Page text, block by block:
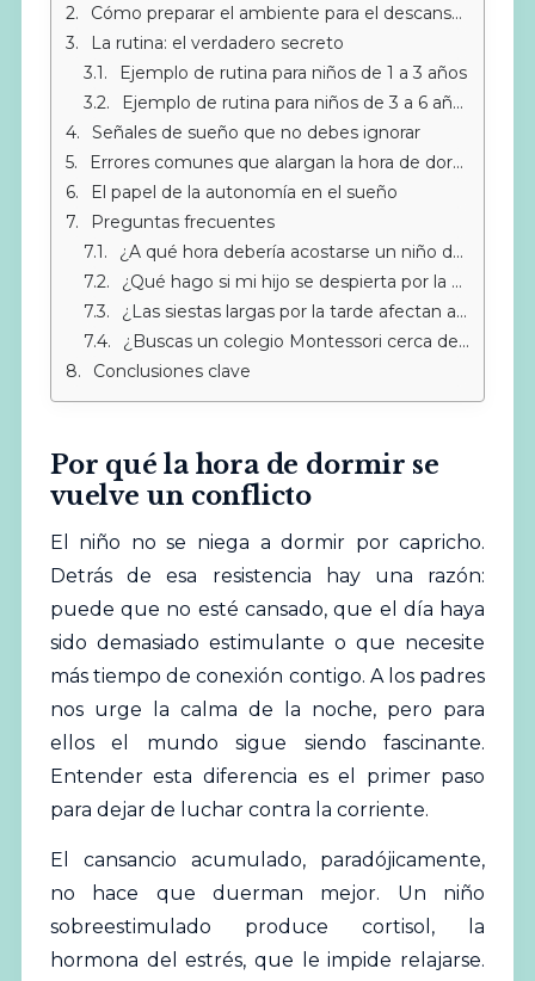
Cómo preparar el ambiente para el descanso nocturno
La rutina: el verdadero secreto
Ejemplo de rutina para niños de 1 a 3 años
Ejemplo de rutina para niños de 3 a 6 años
Señales de sueño que no debes ignorar
Errores comunes que alargan la hora de dormir
El papel de la autonomía en el sueño
Preguntas frecuentes
¿A qué hora debería acostarse un niño de 3 años?
¿Qué hago si mi hijo se despierta por la noche y quiere venir a mi cama?
¿Las siestas largas por la tarde afectan al sueño nocturno?
¿Buscas un colegio Montessori cerca de Sotogrande?
Conclusiones clave
Por qué la hora de dormir se
vuelve un conflicto
El niño no se niega a dormir por capricho.
Detrás de esa resistencia hay una razón:
puede que no esté cansado, que el día haya
sido demasiado estimulante o que necesite
más tiempo de conexión contigo. A los padres
nos urge la calma de la noche, pero para
ellos el mundo sigue siendo fascinante.
Entender esta diferencia es el primer paso
para dejarde luchar contra la corriente.
El cansancio acumulado, paradójicamente,
no hace que duerman mejor. Un niño
sobreestimulado produce cortisol, la
hormona del estrés, que le impide relajarse.